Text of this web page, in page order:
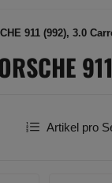
911 (992), 3.0
Artikel pro